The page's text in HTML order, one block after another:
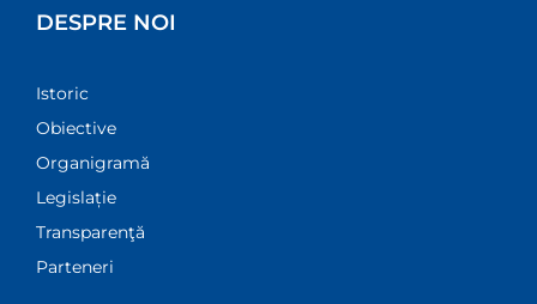
DESPRE NOI
Istoric
Obiective
Organigramă
Legislație
Transparenţă
Parteneri